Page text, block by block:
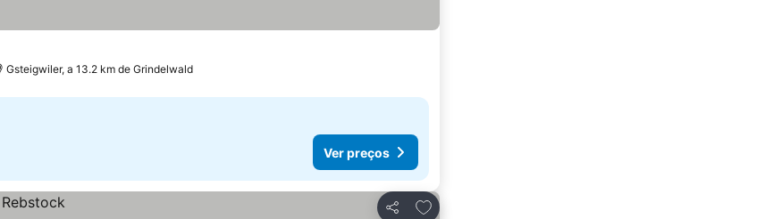
Gsteigwiler, a 13.2 km de Grindelwald
Ver preços
Partilhar
Adicionar aos favoritos